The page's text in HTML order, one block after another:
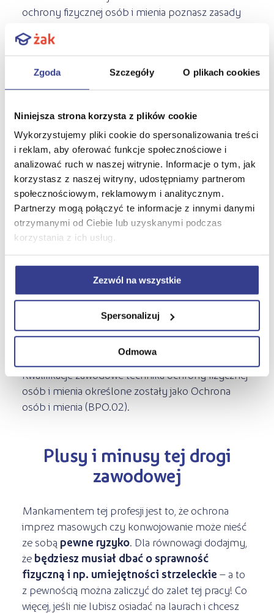
Zgoda Szczegóły O plikach cookies
Niniejsza strona korzysta z plików cookie
Wykorzystujemy pliki cookie do spersonalizowania treści
i reklam, aby oferować funkcje społecznościowe i
analizować ruch w naszej witrynie. Informacje o tym, jak
korzystasz z naszej witryny, udostępniamy partnerom
społecznościowym, reklamowym i analitycznym.
Partnerzy mogą połączyć te informacje z innymi danymi
otrzymanymi od Ciebie lub uzyskanymi podczas
korzystania z ich usług.
Zezwól na wszystkie
Spersonalizuj
Odmowa
ochrony fizycznej osób i mienia poznasz zasady
pierwszej pomocy przedmedycznej i będziesz
uczyć się branżowego języka obcego. Zgłębisz
zagadnienia związane z ochroną osób i mienia oraz
poznasztechniczne środki zabezpieczeń. Nasi
prawa w ochronie osób i mienia.
Ponadto będziesz ćwiczyćkonwojowaniei
zabezpieczanie imprez masowych, a także
przejdzieszprzeszkolenie strzeleckie.
Zadbamy również o to, byś znałtechniki
interwencyjne, a samoobrona
nie miała przed
Tobą tajemnic. Nauka na tym kierunku w szkole
nieobowiązkowym, zewnętrznym egzaminem z
kwalifikacji w zawodzie, organizowanym przez
Okręgową Komisję Egzaminacyjną. Po
zakończeniu nauki otrzymasz świadectwo MEN
oraz tytuł technika ochrony fizycznej osób i
Kwalifikacje zawodowe technika ochrony fizycznej
osób i mienia określone zostały jako Ochrona
osób i mienia (BPO.02).
Plusy i minusy tej drogi
zawodowej
Mankamentem tej profesji jest to, że ochrona
imprez masowych czy konwojowanie może nieść
ze sobą pewne ryzyko. Dla równowagi dodajmy,
że będziesz musiał dbać o sprawność
fizyczną i np. umiejętności strzeleckie – a to
z pewnością można zaliczyć do zalet tej pracy! Co
więcej, jeśli nie lubisz osiadać na laurach i chcesz